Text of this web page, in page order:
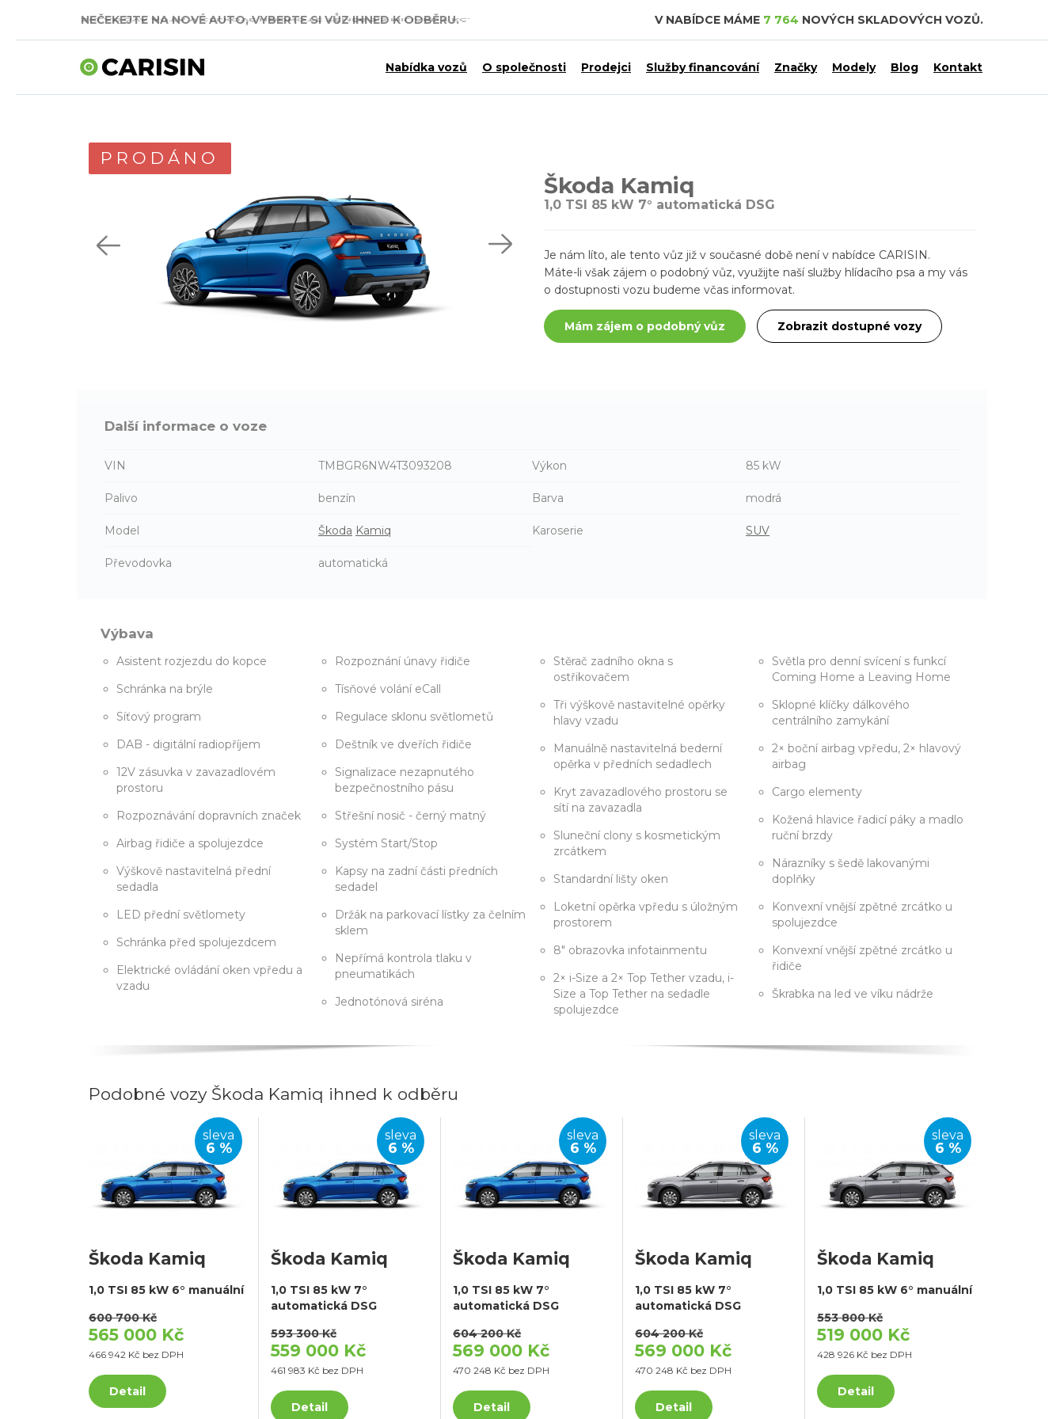
NEČEKEJTE NA NOVÉ AUTO, VYBERTE SI VŮZ IHNED K ODBĚRU.
SKLADOVÁ AUTA V CELKOVÉ HODNOTĚ TÉMĚŘ 7,5 MILIARDY KČ. V NABÍDCE MÁME 7 764 NOVÝCH SKLADOVÝCH VOZŮ.
Nabídka vozů O společnosti Prodejci Služby financování Značky Modely Blog Kontakt
PRODÁNO
Škoda Kamiq
1,0 TSI 85 kW 7° automatická DSG
Je nám líto, ale tento vůz již v současné době není v nabídce CARISIN.
Máte-li však zájem o podobný vůz, využijte naší služby hlídacího psa a my vás
o dostupnosti vozu budeme včas informovat.
Mám zájem o podobný vůz Zobrazit dostupné vozy
Další informace o voze
VIN TMBGR6NW4T3093208 Výkon 85 kW
Palivo benzín Barva modrá
Model Škoda Kamiq Karoserie SUV
Převodovka automatická
Výbava
Asistent rozjezdu do kopce
Schránka na brýle
Síťový program
DAB - digitální radiopříjem
12V zásuvka v zavazadlovém
prostoru
Rozpoznávání dopravních značek
Airbag řidiče a spolujezdce
Výškově nastavitelná přední
sedadla
LED přední světlomety
Schránka před spolujezdcem
Elektrické ovládání oken vpředu a
vzadu
Rozpoznání únavy řidiče
Tísňové volání eCall
Regulace sklonu světlometů
Deštník ve dveřích řidiče
Signalizace nezapnutého
bezpečnostního pásu
Střešní nosič - černý matný
Systém Start/Stop
Kapsy na zadní části předních
sedadel
Držák na parkovací lístky za čelním
sklem
Nepřímá kontrola tlaku v
pneumatikách
Jednotónová siréna
Stěrač zadního okna s
ostřikovačem
Tři výškově nastavitelné opěrky
hlavy vzadu
Manuálně nastavitelná bederní
opěrka v předních sedadlech
Kryt zavazadlového prostoru se
sítí na zavazadla
Sluneční clony s kosmetickým
zrcátkem
Standardní lišty oken
Loketní opěrka vpředu s úložným
prostorem
8" obrazovka infotainmentu
2× i-Size a 2× Top Tether vzadu, i-
Size a Top Tether na sedadle
spolujezdce
Světla pro denní svícení s funkcí
Coming Home a Leaving Home
Sklopné klíčky dálkového
centrálního zamykání
2× boční airbag vpředu, 2× hlavový
airbag
Cargo elementy
Kožená hlavice řadicí páky a madlo
ruční brzdy
Nárazníky s šedě lakovanými
doplňky
Konvexní vnější zpětné zrcátko u
spolujezdce
Konvexní vnější zpětné zrcátko u
řidiče
Škrabka na led ve víku nádrže
Podobné vozy Škoda Kamiq ihned k odběru
sleva
6 %
Škoda Kamiq
1,0 TSI 85 kW 6° manuální
600 700 Kč
565 000 Kč
466 942 Kč bez DPH
Detail
sleva
6 %
Škoda Kamiq
1,0 TSI 85 kW 7°
automatická DSG
593 300 Kč
559 000 Kč
461 983 Kč bez DPH
Detail
sleva
6 %
Škoda Kamiq
1,0 TSI 85 kW 7°
automatická DSG
604 200 Kč
569 000 Kč
470 248 Kč bez DPH
Detail
sleva
6 %
Škoda Kamiq
1,0 TSI 85 kW 7°
automatická DSG
604 200 Kč
569 000 Kč
470 248 Kč bez DPH
Detail
sleva
6 %
Škoda Kamiq
1,0 TSI 85 kW 6° manuální
553 800 Kč
519 000 Kč
428 926 Kč bez DPH
Detail